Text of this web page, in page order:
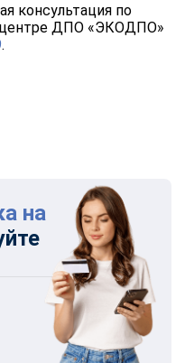
консультация по
центре ДПО «ЭКОДПО»
.
на